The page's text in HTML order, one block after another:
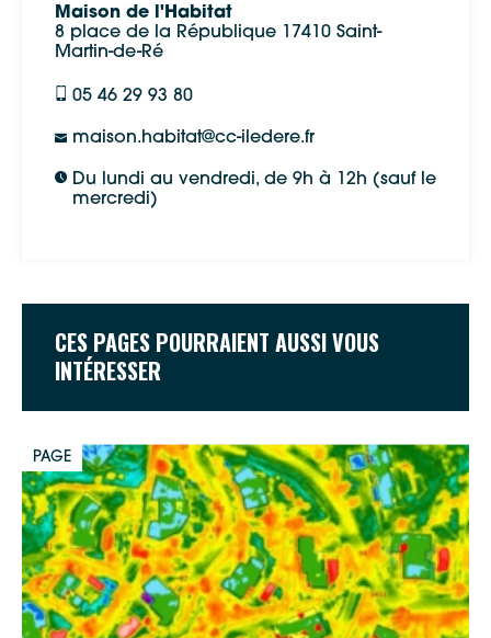
Maison de l'Habitat
8 place de la République 17410 Saint-
Martin-de-Ré
05 46 29 93 80
maison.habitat@cc-iledere.fr
Du lundi au vendredi, de 9h à 12h (sauf le
mercredi)
CES PAGES POURRAIENT AUSSI VOUS
INTÉRESSER
PAGE
Pour vous aider, consultez les plafonds des
ressources locatifs
ShareThis is disabled.
Google Maps
Apple Plans